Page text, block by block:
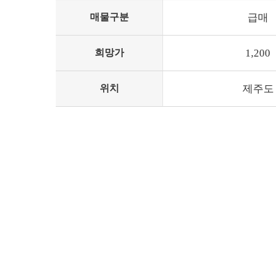
매물구분 급매
희망가 1,200
위치 제주도